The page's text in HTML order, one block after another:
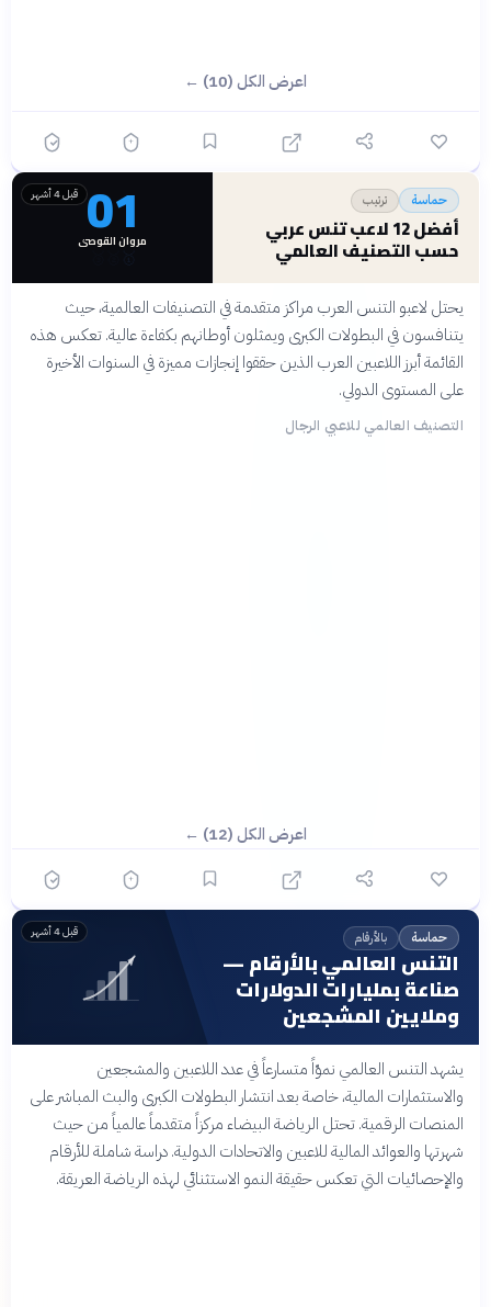
اعرض الكل (10) ←
حماسة ترتيب
أفضل 12 لاعب تنس عربي
حسب التصنيف العالمي
قبل 4 أشهر 01
مروان القوصي
يحتل لاعبو التنس العرب مراكز متقدمة في التصنيفات العالمية، حيث
يتنافسون في البطولات الكبرى ويمثلون أوطانهم بكفاءة عالية. تعكس هذه
القائمة أبرز اللاعبين العرب الذين حققوا إنجازات مميزة في السنوات الأخيرة
على المستوى الدولي.
التصنيف العالمي للاعبي الرجال
اعرض الكل (12) ←
حماسة بالأرقام
التنس العالمي بالأرقام —
صناعة بمليارات الدولارات
وملايين المشجعين
قبل 4 أشهر
يشهد التنس العالمي نموّاً متسارعاً في عدد اللاعبين والمشجعين
والاستثمارات المالية، خاصة بعد انتشار البطولات الكبرى والبث المباشر على
المنصات الرقمية. تحتل الرياضة البيضاء مركزاً متقدماً عالمياً من حيث
شهرتها والعوائد المالية للاعبين والاتحادات الدولية. دراسة شاملة للأرقام
والإحصائيات التي تعكس حقيقة النمو الاستثنائي لهذه الرياضة العريقة.